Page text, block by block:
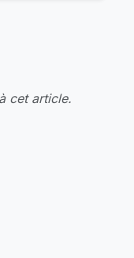
cet article.